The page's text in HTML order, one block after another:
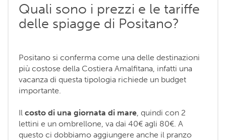
Quali sono i prezzi e le tariffe
delle spiagge di Positano?
Positano si conferma come una delle destinazioni
più costose della Costiera Amalfitana, infatti una
vacanza di questa tipologia richiede un budget
importante.
Il costo di una giornata di mare , quindi con 2
lettini e un ombrellone, va dai 40€ agli 80€. A
questo ci dobbiamo aggiungere anche il pranzo